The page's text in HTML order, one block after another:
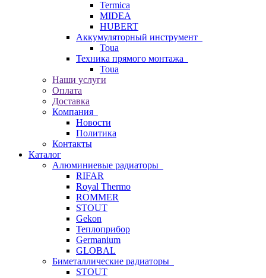
Termica
MIDEA
HUBERT
Аккумуляторный инструмент
Toua
Техника прямого монтажа
Toua
Наши услуги
Оплата
Доставка
Компания
Новости
Политика
Контакты
Каталог
Алюминиевые радиаторы
RIFAR
Royal Thermo
ROMMER
STOUT
Gekon
Теплоприбор
Germanium
GLOBAL
Биметаллические радиаторы
STOUT